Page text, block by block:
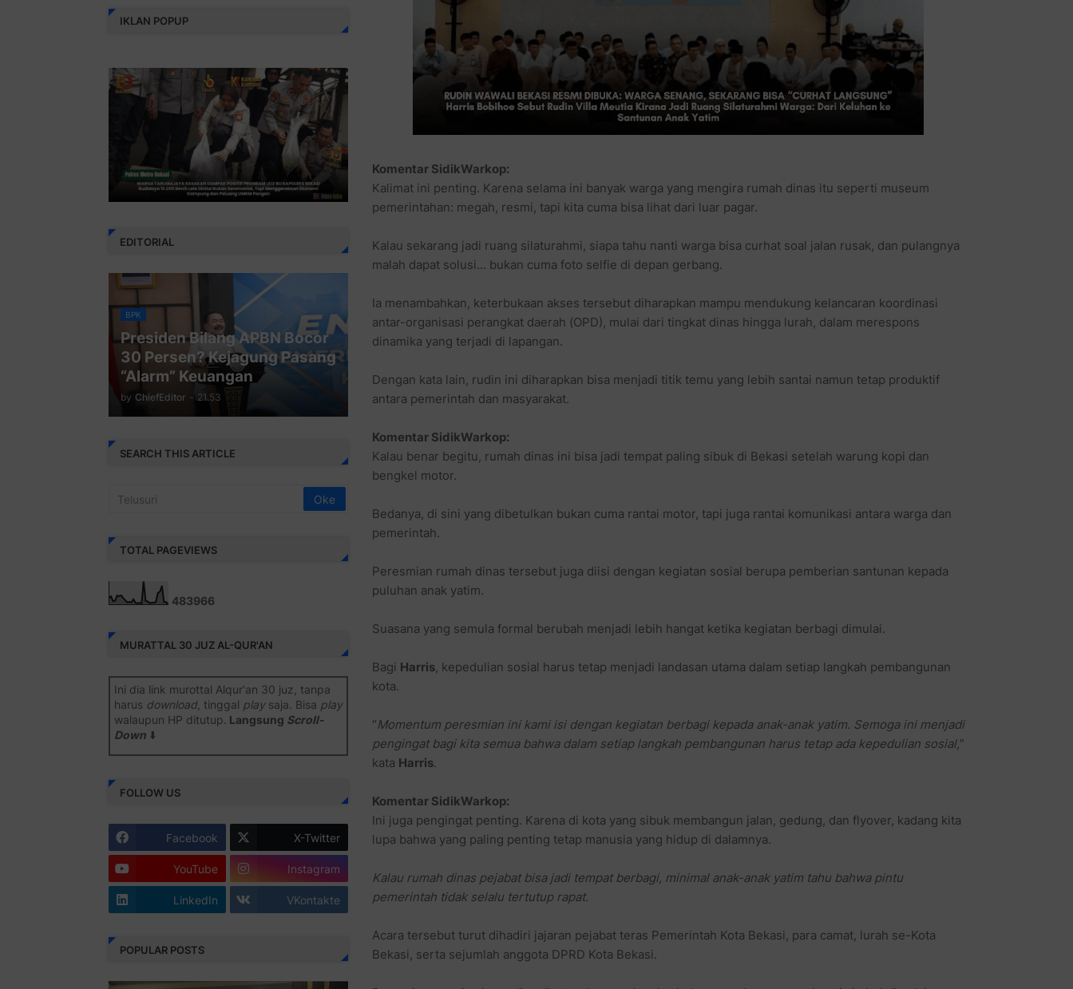
Komentar SidikWarkop:
Kalimat ini penting. Karena selama ini banyak warga yang mengira rumah dinas itu seperti museum
pemerintahan: megah, resmi, tapi kita cuma bisa lihat dari luar pagar.
Kalau sekarang jadi ruang silaturahmi, siapa tahu nanti warga bisa curhat soal jalan rusak, dan pulangnya
malah dapat solusi… bukan cuma foto selfie di depan gerbang.
Ia menambahkan, keterbukaan akses tersebut diharapkan mampu mendukung kelancaran koordinasi
antar-organisasi perangkat daerah (OPD), mulai dari tingkat dinas hingga lurah, dalam merespons
dinamika yang terjadi di lapangan.
Dengan kata lain, rudin ini diharapkan bisa menjadi titik temu yang lebih santai namun tetap produktif
antara pemerintah dan masyarakat.
Komentar SidikWarkop:
Kalau benar begitu, rumah dinas ini bisa jadi tempat paling sibuk di Bekasi setelah warung kopi dan
bengkel motor.
Bedanya, di sini yang dibetulkan bukan cuma rantai motor, tapi juga rantai komunikasi antara warga dan
pemerintah.
Peresmian rumah dinas tersebut juga diisi dengan kegiatan sosial berupa pemberian santunan kepada
puluhan anak yatim.
Suasana yang semula formal berubah menjadi lebih hangat ketika kegiatan berbagi dimulai.
Bagi Harris, kepedulian sosial harus tetap menjadi landasan utama dalam setiap langkah pembangunan
kota.
“Momentum peresmian ini kami isi dengan kegiatan berbagi kepada anak-anak yatim. Semoga ini menjadi
pengingat bagi kita semua bahwa dalam setiap langkah pembangunan harus tetap ada kepedulian sosial, ”
kata Harris.
Komentar SidikWarkop:
Ini juga pengingat penting. Karena di kota yang sibuk membangun jalan, gedung, dan flyover, kadang kita
lupa bahwa yang paling penting tetap manusia yang hidup di dalamnya.
Kalau rumah dinas pejabat bisa jadi tempat berbagi, minimal anak-anak yatim tahu bahwa pintu
pemerintah tidak selalu tertutup rapat.
Acara tersebut turut dihadiri jajaran pejabat teras Pemerintah Kota Bekasi, para camat, lurah se-Kota
Bekasi, serta sejumlah anggota DPRD Kota Bekasi.
IKLAN POPUP
EDITORIAL
BPK
Presiden Bilang APBN Bocor
30 Persen? Kejagung Pasang
“Alarm” Keuangan
by ChiefEditor - 21.53
SEARCH THIS ARTICLE
TOTAL PAGEVIEWS
483966
MURATTAL 30 JUZ AL-QUR'AN
Ini dia link murottal Alqur'an 30 juz, tanpa
harus download, tinggal playsaja. Bisa play
walaupun HP ditutup. Langsung Scroll-
Down⬇️
Juz 1 ⇨http://j.mp/2b8SiNO
Juz 2 ⇨http://j.mp/2b8RJmQ
Juz 3 ⇨http://j.mp/2bFSrtF
Juz 4 ⇨http://j.mp/2b8SXi3
Juz 5 ⇨http://j.mp/2b8RZm3
Juz 6 ⇨http://j.mp/28MBohs
Juz 7 ⇨http://j.mp/2bFRIZC
FOLLOW US
Facebook X-Twitter
YouTube Instagram
LinkedIn VKontakte
POPULAR POSTS